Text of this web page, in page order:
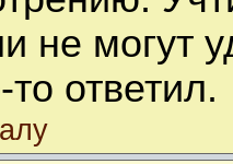
не могут
ответил.